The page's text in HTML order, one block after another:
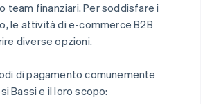
team finanziari. Per soddisfare i
le attività di e-commerce B2B
diverse opzioni.
di pagamento comunemente
Bassi e il loro scopo: